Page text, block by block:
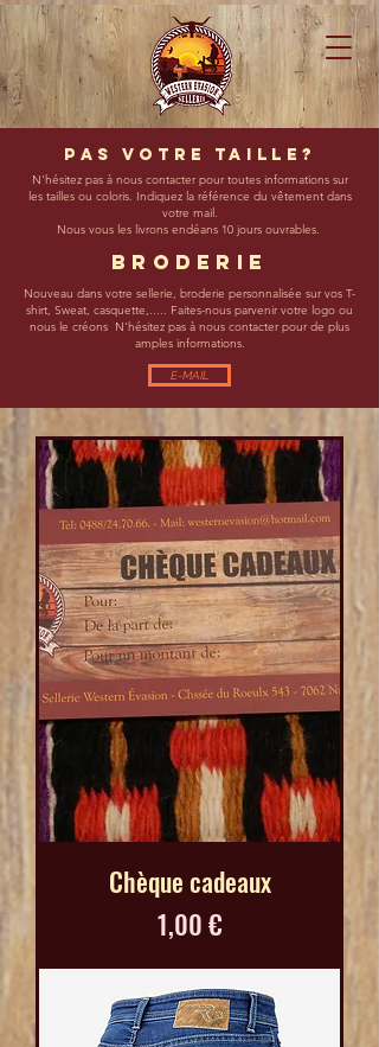
Chèque cadeaux
Prix
1,00 €
E-MAIL
Pas votre taille?
N'hésitez pas à nous contacter pour toutes informations sur
les tailles ou coloris. Indiquez la référence du vêtement dans
votre mail.
Nous vous les livrons endéans 10 jours ouvrables.
bRODERIE
Nouveau dans votre sellerie, broderie personnalisée sur vos T-
shirt, Sweat, casquette,..... Faites-nous parvenir votre logo ou
nous le créons N'hésitez pas à nous contacter pour de plus
amples informations.